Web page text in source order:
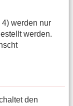
werden nur
werden.
den